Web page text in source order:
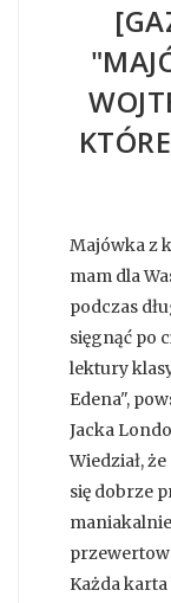
Majówka z
mam dla
podczas
sięgnąć po
lektury
Edena",
Jacka
Wiedział,
się dobrze
Każda karta